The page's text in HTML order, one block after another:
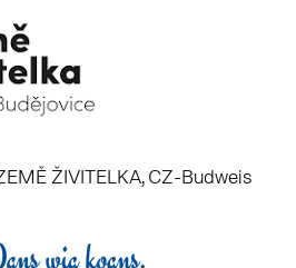
ŽIVITELKA, CZ-Budweis